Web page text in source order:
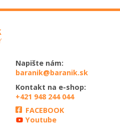
Napište nám:
baranik@baranik.sk
Kontakt na e-shop:
+421 948 244 044
FACEBOOK
Youtube